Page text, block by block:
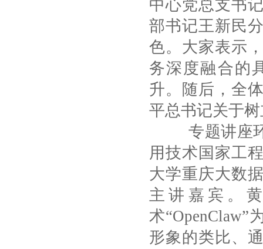
中心党总支书
部书记王新民
色。大家表示
务深度融合的
升。随后，全
平总书记关于
专题讲座环
用技术国家工
大学重庆大数
主讲嘉宾。
术“OpenClaw”
形象的类比、